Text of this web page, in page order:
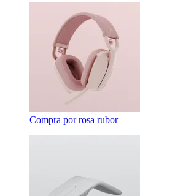
Compra por rosa rubor